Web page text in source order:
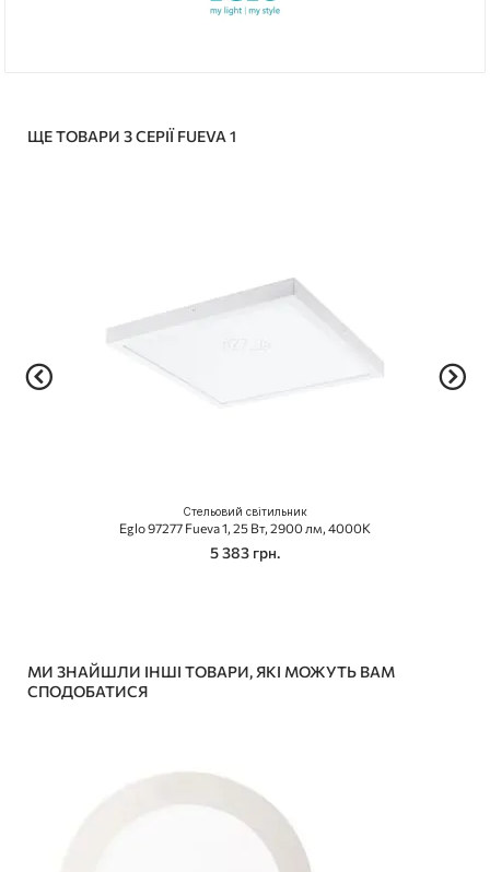
ЩЕ ТОВАРИ З СЕРІЇ FUEVA 1
Стельовий світильник
Eglo 97277 Fueva 1, 25 Вт, 2900 лм, 4000K
5 383 грн.
МИ ЗНАЙШЛИ ІНШІ ТОВАРИ, ЯКІ МОЖУТЬ ВАМ
СПОДОБАТИСЯ